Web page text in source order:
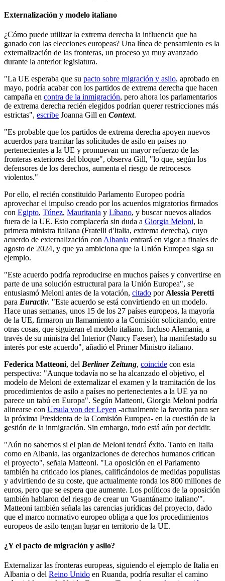
Externalización y modelo italiano
¿Cómo puede utilizar la extrema derecha la influencia que ha
ganado con las elecciones europeas? Una línea de pensamiento es la
externalización de las fronteras, un proceso ya muy avanzado
durante la anterior legislatura.
"La UE esperaba que su pacto sobre migración y asilo, aprobado en
mayo, podría acabar con los partidos de extrema derecha que hacen
campaña en contra de la inmigración, pero ahora los parlamentarios
de extrema derecha recién elegidos podrían querer restricciones más
estrictas", escribe Joanna Gill en Context.
"Es probable que los partidos de extrema derecha apoyen nuevos
acuerdos para tramitar las solicitudes de asilo en países no
pertenecientes a la UE y promuevan un mayor refuerzo de las
fronteras exteriores del bloque", observa Gill, "lo que, según los
defensores de los derechos, aumenta el riesgo de retrocesos
violentos."
Por ello, el recién constituido Parlamento Europeo podría
aprovechar el impulso creado por los acuerdos migratorios firmados
con Egipto, Túnez, Mauritania y Líbano, y buscar nuevos aliados
fuera de la UE. Esto complacería sin duda a Giorgia Meloni, la
primera ministra italiana (Fratelli d'Italia, extrema derecha), cuyo
acuerdo de externalización con Albania entrará en vigor a finales de
agosto de 2024, y que ya ambiciona que la Unión Europea siga su
ejemplo.
"Este acuerdo podría reproducirse en muchos países y convertirse en
parte de una solución estructural para la Unión Europea", se
entusiasmó Meloni antes de la votación, citado por Alessia Peretti
para Euractiv. "Este acuerdo se está convirtiendo en un modelo.
Hace unas semanas, unos 15 de los 27 países europeos, la mayoría
de la UE, firmaron un llamamiento a la Comisión solicitando, entre
otras cosas, que siguieran el modelo italiano. Incluso Alemania, a
través de su ministra del Interior (Nancy Faeser), ha manifestado su
interés por este acuerdo", añadió el Primer Ministro italiano.
Federica Matteoni, del Berliner Zeitung, coincide con esta
perspectiva: "Aunque todavía no se ha alcanzado el objetivo, el
modelo de Meloni de externalizar el examen y la tramitación de los
procedimientos de asilo a países no pertenecientes a la UE ya no
parece un tabú en Europa". Según Matteoni, Giorgia Meloni podría
alinearse con Ursula von der Leyen -actualmente la favorita para ser
la próxima Presidenta de la Comisión Europea- en la cuestión de la
gestión de la inmigración. Sin embargo, todo está aún por decidir.
"Aún no sabemos si el plan de Meloni tendrá éxito. Tanto en Italia
como en Albania, las organizaciones de derechos humanos critican
el proyecto", señala Matteoni. "La oposición en el Parlamento
también ha criticado los planes, calificándolos de medidas populistas
y advirtiendo de su coste, que actualmente ronda los 800 millones de
euros, pero que se espera que aumente. Los políticos de la oposición
también hablaron del riesgo de crear un 'Guantánamo italiano'".
Matteoni también señala las carencias jurídicas del proyecto, dado
que el marco normativo europeo obliga a que los procedimientos
europeos de asilo tengan lugar en territorio de la UE.
¿Y el pacto de migración y asilo?
Externalizar las fronteras europeas, siguiendo el ejemplo de Italia en
Albania o del Reino Unido en Ruanda, podría resultar el camino